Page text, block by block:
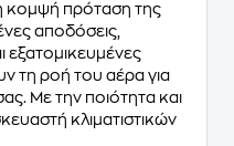
η κομψή πρόταση της
αποδόσεις,
εξατομικευμένες
τη ροή του αέρα για
Με την ποιότητα και
κλιματιστικών